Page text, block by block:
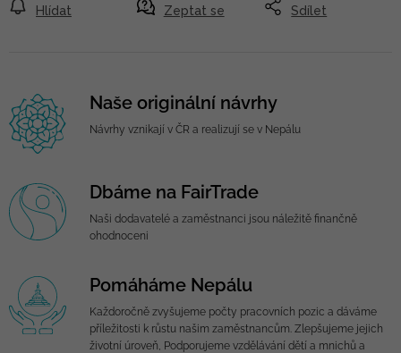
Zeptat se
Hlídat Sdílet
Naše originální návrhy
Návrhy vznikají v ČR a realizují se v Nepálu
Dbáme na FairTrade
Naši dodavatelé a zaměstnanci jsou náležitě finančně
ohodnoceni
Pomáháme Nepálu
Každoročně zvyšujeme počty pracovních pozic a dáváme
příležitosti k růstu našim zaměstnancům. Zlepšujeme jejich
životní úroveň, Podporujeme vzdělávání dětí a mnichů a